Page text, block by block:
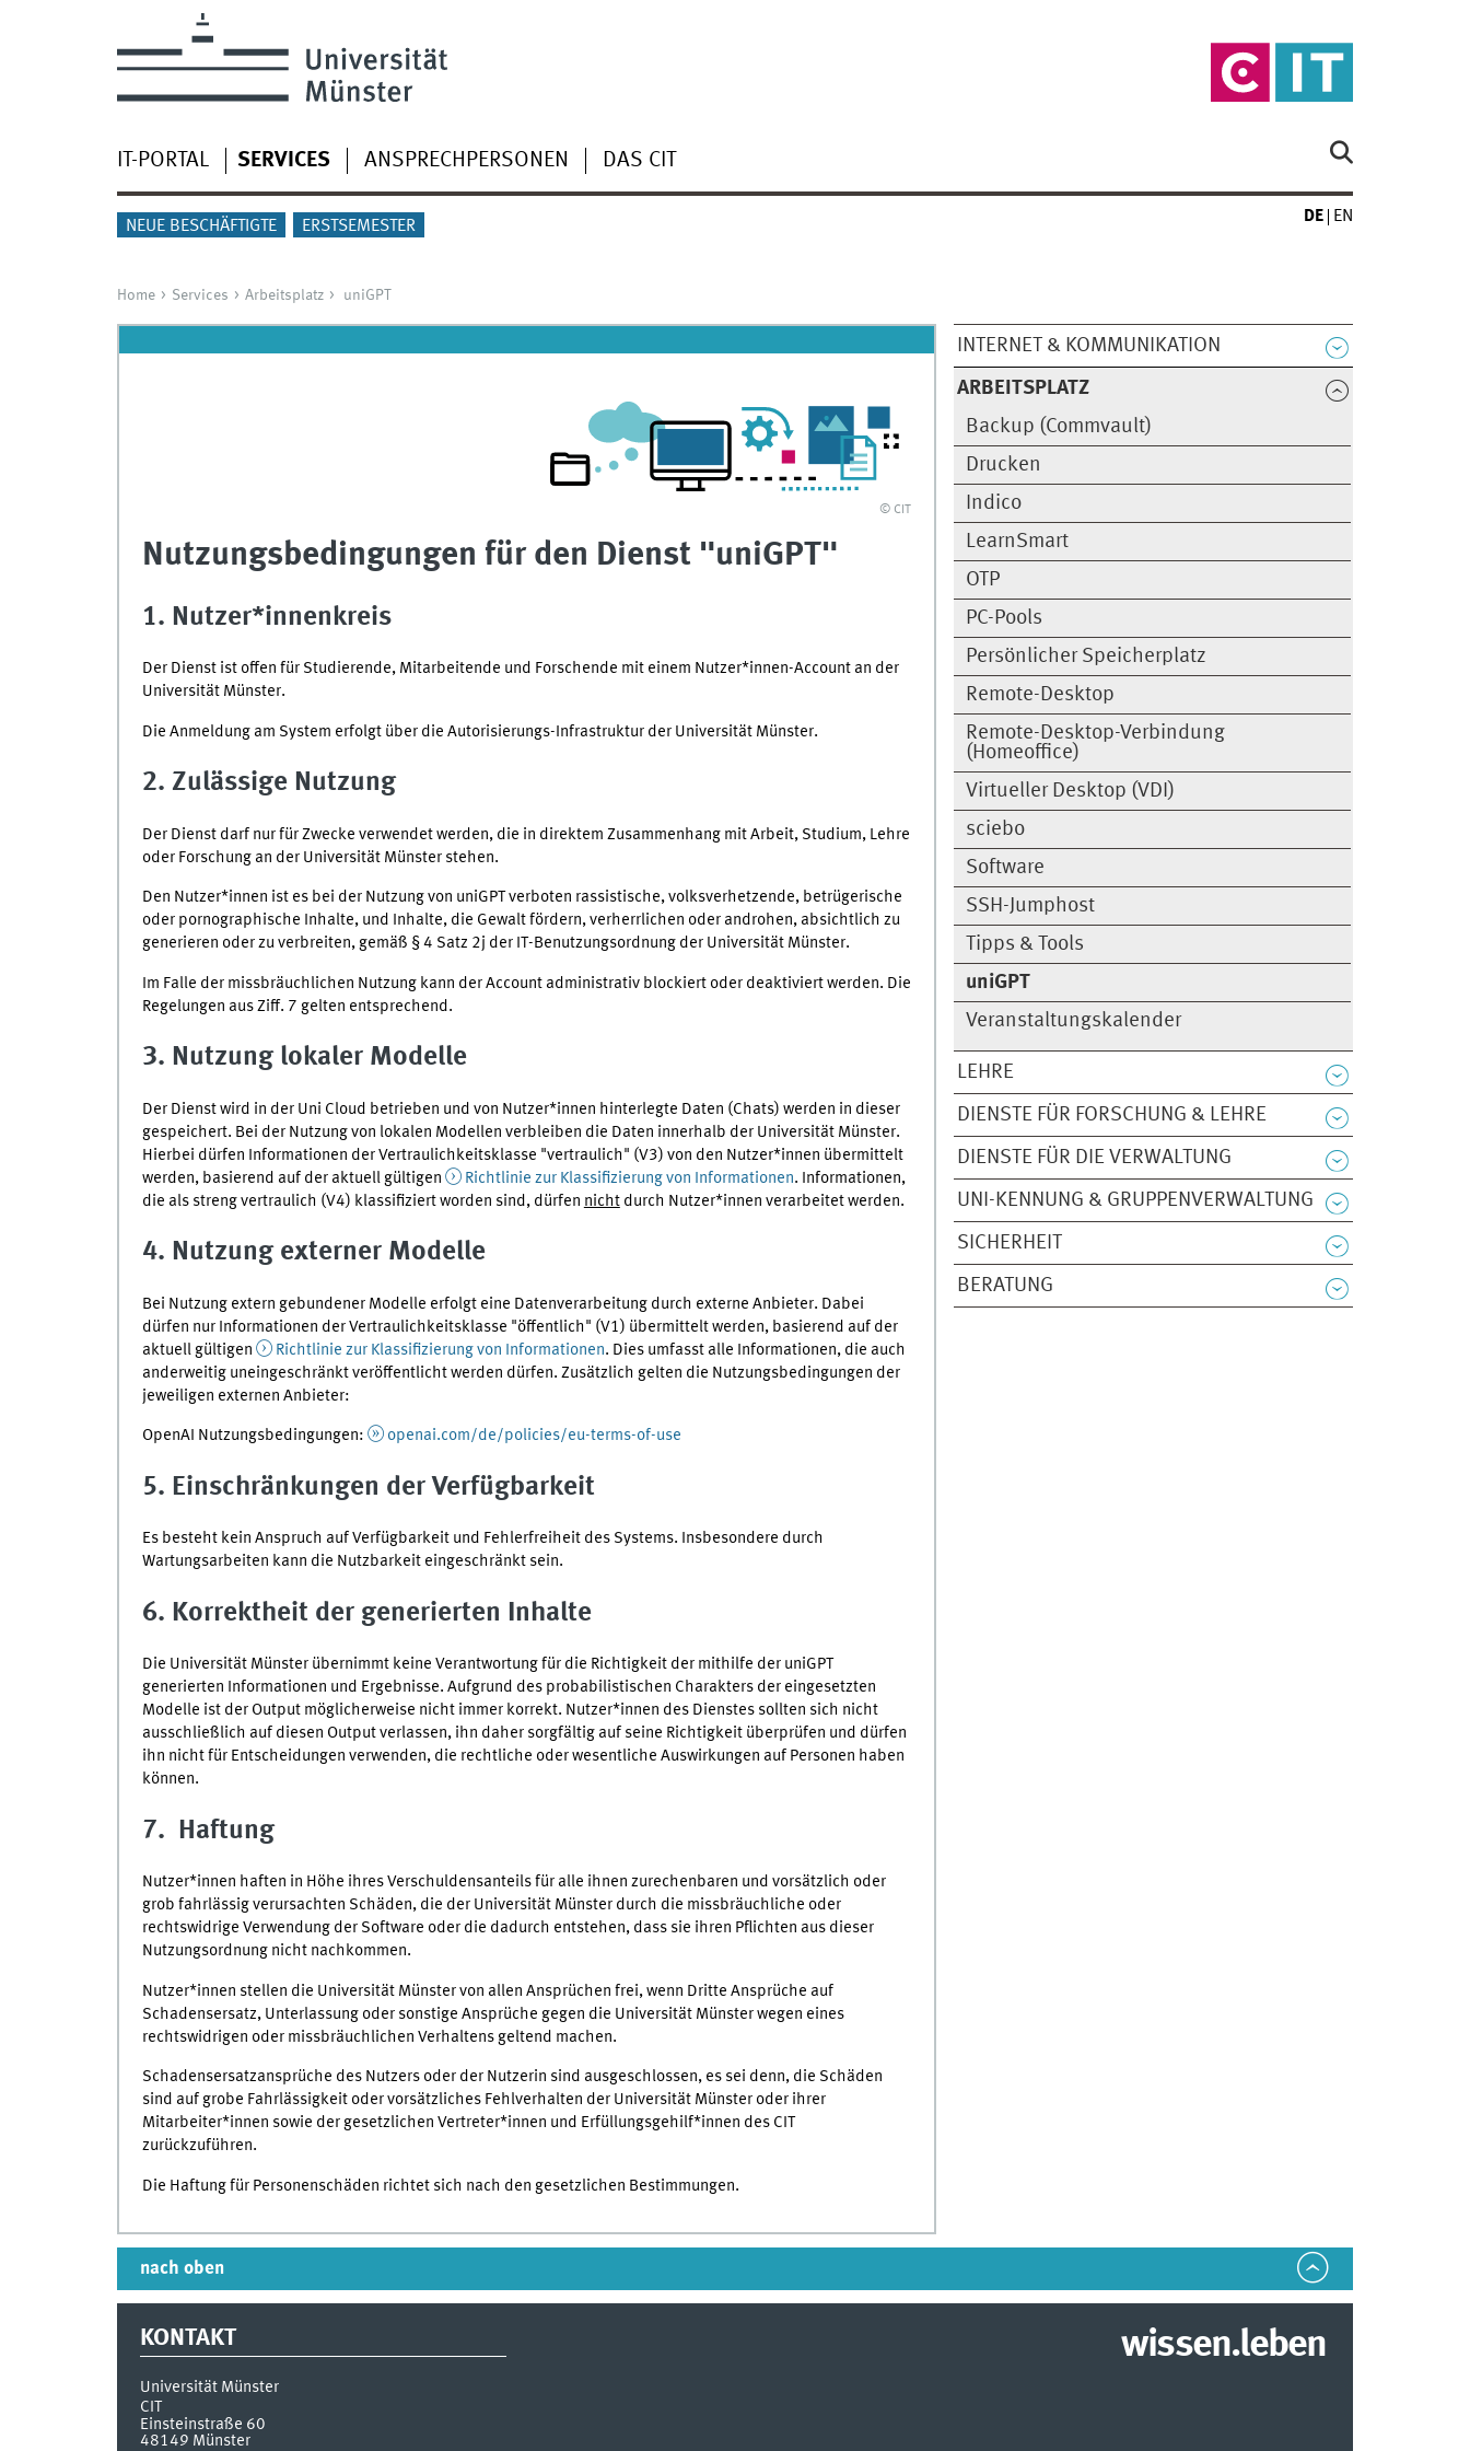
IT-PORTAL SERVICES ANSPRECHPERSONEN DAS CIT
NEUE BESCHÄFTIGTE ERSTSEMESTER
DE EN
Home Services Arbeitsplatz uniGPT
INTERNET & KOMMUNIKATION
ARBEITSPLATZ
Backup (Commvault)
Drucken
Indico
LearnSmart
OTP
PC-Pools
Persönlicher Speicherplatz
Remote-Desktop
Remote-Desktop-Verbindung
(Homeoffice)
Virtueller Desktop (VDI)
sciebo
Software
SSH-Jumphost
Tipps & Tools
uniGPT
Veranstaltungskalender
LEHRE
DIENSTE FÜR FORSCHUNG & LEHRE
DIENSTE FÜR DIE VERWALTUNG
UNI-KENNUNG & GRUPPENVERWALTUNG
SICHERHEIT
BERATUNG
© CIT
Nutzungsbedingungen für den Dienst "uniGPT"
1. Nutzer*innenkreis
Der Dienst ist offen für Studierende, Mitarbeitende und Forschende mit einem Nutzer*innen-Account an der
Universität Münster.
Die Anmeldung am System erfolgt über die Autorisierungs-Infrastruktur der Universität Münster.
2. Zulässige Nutzung
Der Dienst darf nur für Zwecke verwendet werden, die in direktem Zusammenhang mit Arbeit, Studium, Lehre
oder Forschung an der Universität Münster stehen.
Den Nutzer*innen ist es bei der Nutzung von uniGPT verboten rassistische, volksverhetzende, betrügerische
oder pornographische Inhalte, und Inhalte, die Gewalt fördern, verherrlichen oder androhen, absichtlich zu
generieren oder zu verbreiten, gemäß § 4 Satz 2j der IT-Benutzungsordnung der Universität Münster.
Im Falle der missbräuchlichen Nutzung kann der Account administrativ blockiert oder deaktiviert werden. Die
Regelungen aus Ziff. 7 gelten entsprechend.
3. Nutzung lokaler Modelle
Der Dienst wird in der Uni Cloud betrieben und von Nutzer*innen hinterlegte Daten (Chats) werden in dieser
gespeichert. Bei der Nutzung von lokalen Modellen verbleiben die Daten innerhalb der Universität Münster.
Hierbei dürfen Informationen der Vertraulichkeitsklasse "vertraulich" (V3) von den Nutzer*innen übermittelt
werden, basierend auf der aktuell gültigen
Richtlinie zur Klassifizierung von Informationen. Informationen,
die als streng vertraulich (V4) klassifiziert worden sind, dürfen nichtdurch Nutzer*innen verarbeitet werden.
4. Nutzung externer Modelle
Bei Nutzung extern gebundener Modelle erfolgt eine Datenverarbeitung durch externe Anbieter. Dabei
dürfen nur Informationen der Vertraulichkeitsklasse "öffentlich" (V1) übermittelt werden, basierend auf der
aktuell gültigen
Richtlinie zur Klassifizierung von Informationen. Dies umfasst alle Informationen, die auch
anderweitig uneingeschränkt veröffentlicht werden dürfen. Zusätzlich gelten die Nutzungsbedingungen der
jeweiligen externen Anbieter:
OpenAI Nutzungsbedingungen: openai.com/de/policies/eu-terms-of-use
5. Einschränkungen der Verfügbarkeit
Es besteht kein Anspruch auf Verfügbarkeit und Fehlerfreiheit des Systems. Insbesondere durch
Wartungsarbeiten kann die Nutzbarkeit eingeschränkt sein.
6. Korrektheit der generierten Inhalte
Die Universität Münster übernimmt keine Verantwortung für die Richtigkeit der mithilfe der uniGPT
generierten Informationen und Ergebnisse. Aufgrund des probabilistischen Charakters der eingesetzten
Modelle ist der Output möglicherweise nicht immer korrekt. Nutzer*innen des Dienstes sollten sich nicht
ausschließlich auf diesen Output verlassen, ihn daher sorgfältig auf seine Richtigkeit überprüfen und dürfen
ihn nicht für Entscheidungen verwenden, die rechtliche oder wesentliche Auswirkungen auf Personen haben
können.
7. Haftung
Nutzer*innen haften in Höhe ihres Verschuldensanteils für alle ihnen zurechenbaren und vorsätzlich oder
grob fahrlässig verursachten Schäden, die der Universität Münster durch die missbräuchliche oder
rechtswidrige Verwendung der Software oder die dadurch entstehen, dass sie ihren Pflichten aus dieser
Nutzungsordnung nicht nachkommen.
Nutzer*innen stellen die Universität Münster von allen Ansprüchen frei, wenn Dritte Ansprüche auf
Schadensersatz, Unterlassung oder sonstige Ansprüche gegen die Universität Münster wegen eines
rechtswidrigen oder missbräuchlichen Verhaltens geltend machen.
Schadensersatzansprüche des Nutzers oder der Nutzerin sind ausgeschlossen, es sei denn, die Schäden
sind auf grobe Fahrlässigkeit oder vorsätzliches Fehlverhalten der Universität Münster oder ihrer
Mitarbeiter*innen sowie der gesetzlichen Vertreter*innen und Erfüllungsgehilf*innen des CIT
zurückzuführen.
Die Haftung für Personenschäden richtet sich nach den gesetzlichen Bestimmungen.
nach oben
KONTAKT
Universität Münster
CIT
Einsteinstraße 60
48149 Münster
wissen.leben